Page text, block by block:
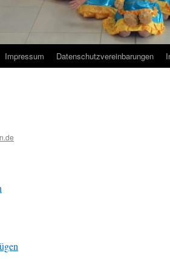
Impressum Datenschutzvereinbarungen